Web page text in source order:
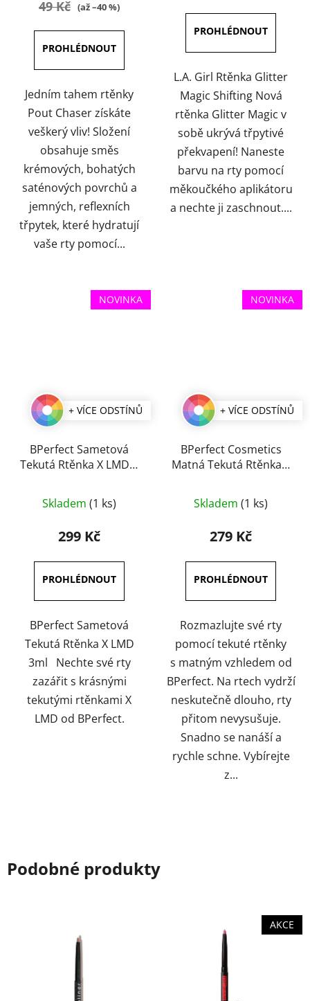
5
hvězdiček.
49 Kč (až –40 %)
Jedním tahem rtěnky
Pout Chaser získáte
veškerý vliv! Složení
obsahuje směs
krémových, bohatých
saténových povrchů a
jemných, reflexních
třpytek, které hydratují
vaše rty pomocí...
5,0
z
5
hvězdiček.
L.A. Girl Rtěnka Glitter
Magic Shifting Nová
rtěnka Glitter Magic v
sobě ukrývá třpytivé
překvapení! Naneste
barvu na rty pomocí
měkoučkého aplikátoru
a nechte ji zaschnout....
NOVINKA
+ VÍCE ODSTÍNŮ
BPerfect Sametová
Tekutá Rtěnka X LMD 3
hodnocení
produktu
5,0
z
5
hvězdiček.
Skladem (1 ks)
299 Kč
BPerfect Sametová
Tekutá Rtěnka X LMD
3ml Nechte své rty
zazářit s krásnými
tekutými rtěnkami X
LMD od BPerfect.
NOVINKA
+ VÍCE ODSTÍNŮ
BPerfect Cosmetics
Matná Tekutá Rtěnka 3
hodnocení
produktu
5,0
z
5
hvězdiček.
Skladem (1 ks)
279 Kč
Rozmazlujte své rty
pomocí tekuté rtěnky
s matným vzhledem od
BPerfect. Na rtech vydrží
neskutečně dlouho, rty
přitom nevysušuje.
Snadno se nanáší a
rychle schne. Vybírejte
z...
Podobné produkty
AKCE